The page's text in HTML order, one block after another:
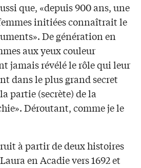
que, «depuis 900 ans, une
initiées connaîtrait le
De génération en
aux yeux couleur
jamais révélé le rôle qui leur
dans le plus grand secret
partie (secrète) de la
Déroutant, comme je le
à partir de deux histoires
en Acadie vers 1692 et